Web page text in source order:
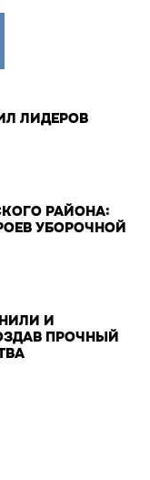
ЛИДЕРОВ
РАЙОНА:
УБОРОЧНОЙ
И
ПРОЧНЫЙ